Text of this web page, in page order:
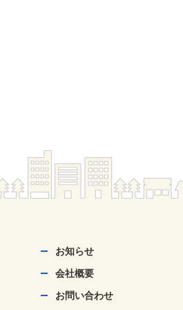
お知らせ
会社概要
お問い合わせ